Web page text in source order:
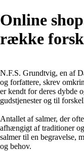
Online
række
N.F.S. Grundtvig, en af
og forfattere, skrev
er kendt for deres dybde
gudstjenester og til
Antallet af salmer, der
afhængigt af traditioner
salmer til en begravelse,
og behov.